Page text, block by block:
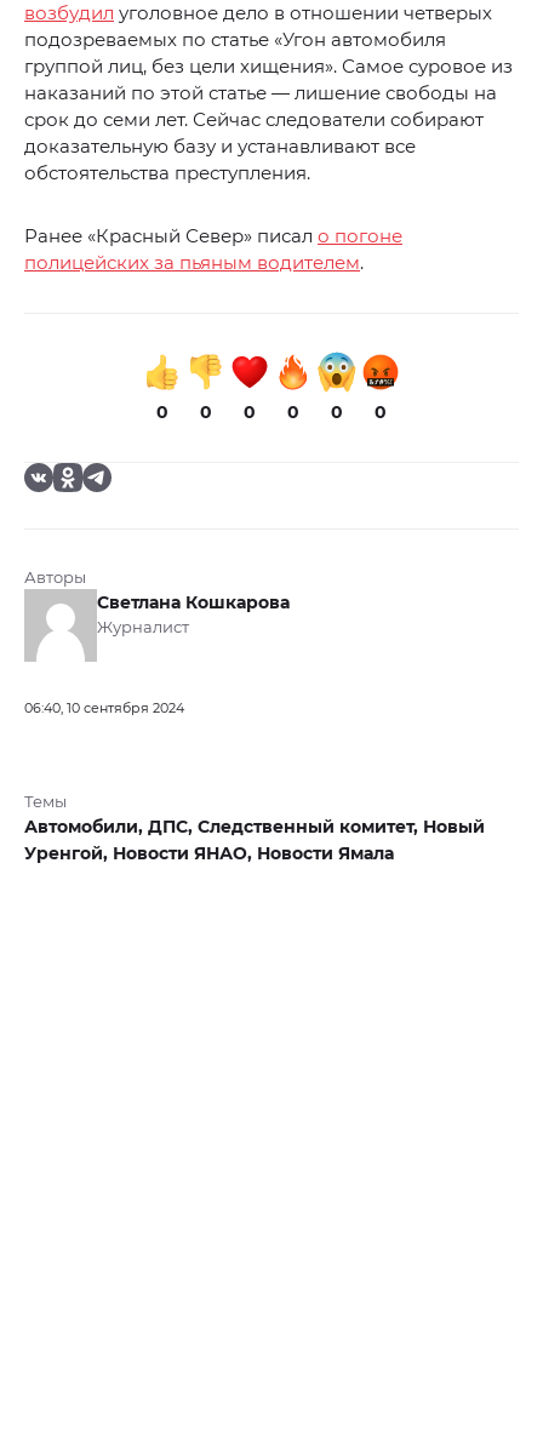
возбудил уголовное дело в отношении четверых
подозреваемых по статье «Угон автомобиля
группой лиц, без цели хищения». Самое суровое из
наказаний по этой статье — лишение свободы на
срок до семи лет. Сейчас следователи собирают
доказательную базу и устанавливают все
обстоятельства преступления.
Ранее «Красный Север» писал о погоне
полицейских за пьяным водителем.
0 0 0 0 0 0
Авторы
Светлана Кошкарова
Журналист
06:40, 10 сентября 2024
Темы
Автомобили, ДПС, Следственный комитет, Новый
Уренгой, Новости ЯНАО, Новости Ямала